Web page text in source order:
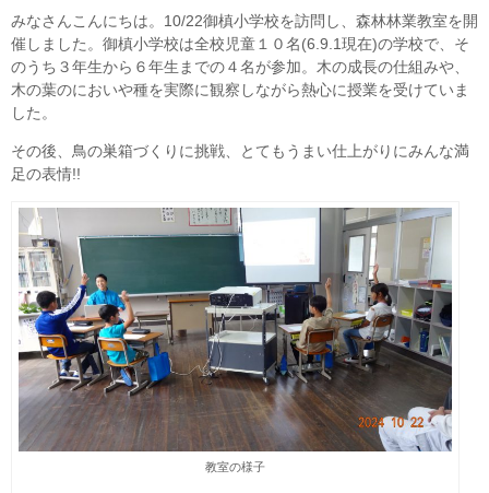
みなさんこんにちは。10/22御槙小学校を訪問し、森林林業教室を開
催しました。御槙小学校は全校児童１０名(6.9.1現在)の学校で、そ
のうち３年生から６年生までの４名が参加。木の成長の仕組みや、
木の葉のにおいや種を実際に観察しながら熱心に授業を受けていま
した。
その後、鳥の巣箱づくりに挑戦、とてもうまい仕上がりにみんな満
足の表情!!
教室の様子